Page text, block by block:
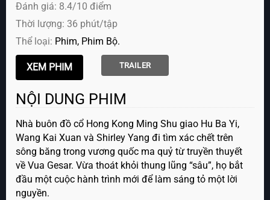
Đánh giá: 8.4/10 điểm
Thời lượng: 36 phút/tập
Thể loại: Phim Phim Bộ
TRAILER
NỘI DUNG PHIM
Nhà buôn đồ cổ Hong Kong Ming Shu giao Hu Ba Yi,
Wang Kai Xuan và Shirley Yang đi tìm xác chết trên
sông băng trong vương quốc ma quỷ từ truyền thuyết
về Vua Gesar. Vừa thoát khỏi thung lũng “sâu”, họ bắt
đầu một cuộc hành trình mới để làm sáng tỏ một lời
nguyền.